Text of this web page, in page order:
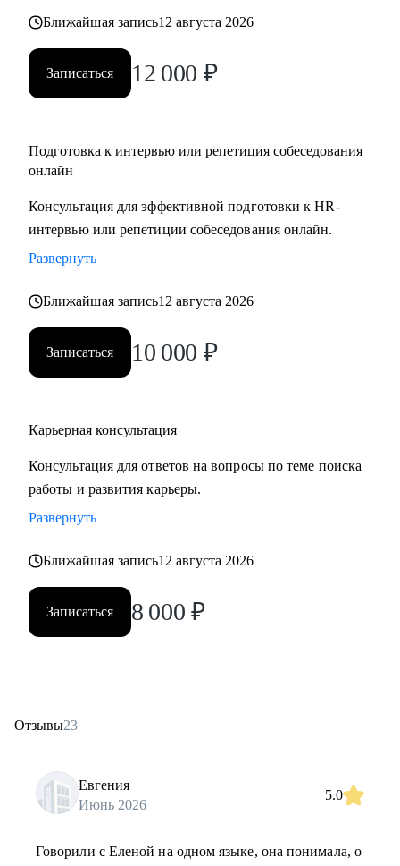
Ближайшая запись12 августа 2026
Записаться 12 000 ₽
Подготовка к интервью или репетиция собеседования
онлайн
Консультация для эффективной подготовки к HR-
интервью или репетиции собеседования онлайн.
Развернуть
Ближайшая запись12 августа 2026
Записаться 10 000 ₽
Карьерная консультация
Консультация для ответов на вопросы по теме поиска
работы и развития карьеры.
Развернуть
Ближайшая запись12 августа 2026
Записаться 8 000 ₽
Отзывы23
Евгения
Июнь 2026
5.0
Говорили с Еленой на одном языке, она понимала, о